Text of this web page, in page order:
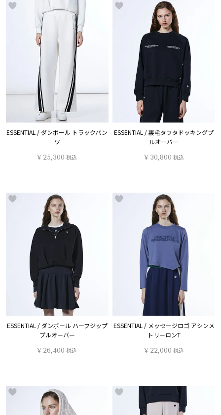
ESSENTIAL / ダンボール トラックパン
ツ
¥ 25,300 税込
ESSENTIAL / 裏毛タフタドッキングプ
ルオーバー
¥ 30,800 税込
ESSENTIAL / ダンボール ハーフジップ
プルオーバー
¥ 26,400 税込
ESSENTIAL / メッセージロゴ アシンメ
トリーロンT
¥ 22,000 税込